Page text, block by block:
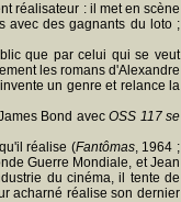
réalisateur : il met en scène
avec des gagnants du loto ;
que par celui qui se veut
les romans d'Alexandre
un genre et relance la
Bond avecOSS 117 se
réalise (Fantômas, 1964 ;
Guerre Mondiale, et Jean
du cinéma, il tente de
acharné réalise son dernier